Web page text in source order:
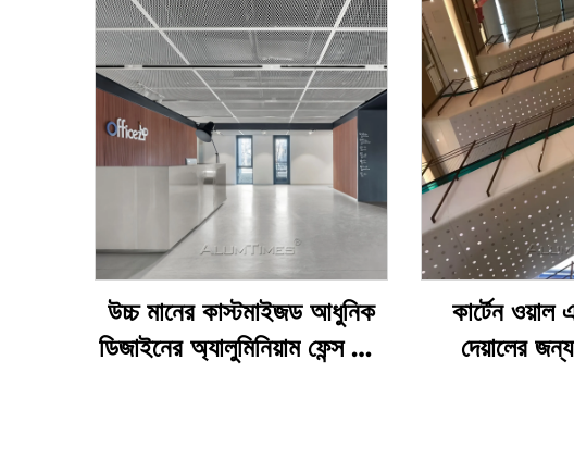
উচ্চ মানের কাস্টমাইজড আধুনিক
ডিজাইনের অ্যালুমিনিয়াম ফেন্স মেশ
কার্টেন ওয়াল
দেয়ালের